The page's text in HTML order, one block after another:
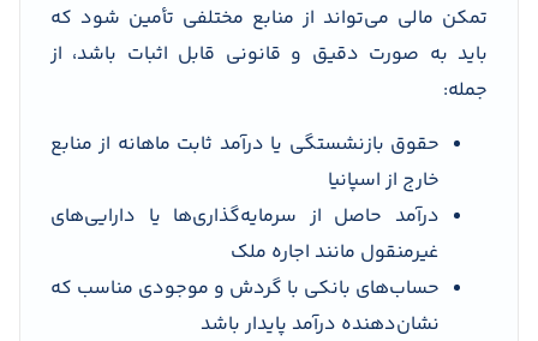
تمکن مالی می‌تواند از منابع مختلفی تأمین شود که
باید به صورت دقیق و قانونی قابل اثبات باشد، از
جمله:
حقوق بازنشستگی یا درآمد ثابت ماهانه از منابع
خارج از اسپانیا
درآمد حاصل از سرمایه‌گذاری‌ها یا دارایی‌های
غیرمنقول مانند اجاره ملک
حساب‌های بانکی با گردش و موجودی مناسب که
نشان‌دهنده درآمد پایدار باشد